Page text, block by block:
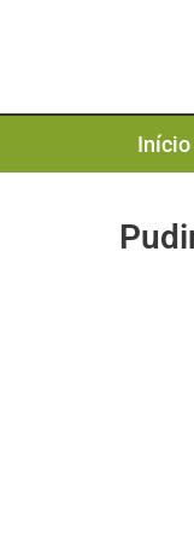
Início